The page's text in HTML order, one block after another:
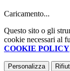
Caricamento...
Questo sito o gli
cookie necessari al
COOKIE POLICY
Personalizza